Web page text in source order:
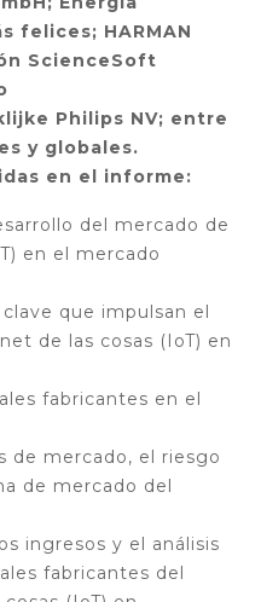
felices; HARMAN
ScienceSoft
Philips NV; entre
y globales.
en el informe:
del mercado de
en el mercado
que impulsan el
de las cosas (IoT) en
fabricantes en el
de mercado, el riesgo
de mercado del
ingresos y el análisis
fabricantes del